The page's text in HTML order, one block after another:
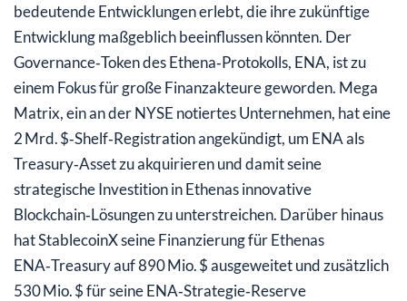
Ausblick
bedeutende Entwicklungen erlebt, die ihre zukünftige
Entwicklung maßgeblich beeinflussen könnten. Der
Governance‑Token des Ethena‑Protokolls, ENA, ist zu
einem Fokus für große Finanzakteure geworden. Mega
Matrix, ein an der NYSE notiertes Unternehmen, hat eine
2 Mrd. $‑Shelf‑Registration angekündigt, um ENA als
Treasury‑Asset zu akquirieren und damit seine
strategische Investition in Ethenas innovative
Blockchain‑Lösungen zu unterstreichen. Darüber hinaus
hat StablecoinX seine Finanzierung für Ethenas
ENA‑Treasury auf 890 Mio. $ ausgeweitet und zusätzlich
530 Mio. $ für seine ENA‑Strategie‑Reserve